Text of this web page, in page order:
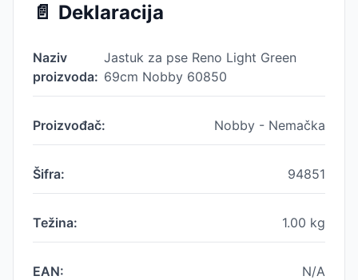
📄 Deklaracija
Naziv
proizvoda:
Jastuk za pse Reno Light Green
69cm Nobby 60850
Proizvođač: Nobby - Nemačka
Šifra: 94851
Težina: 1.00 kg
EAN: N/A